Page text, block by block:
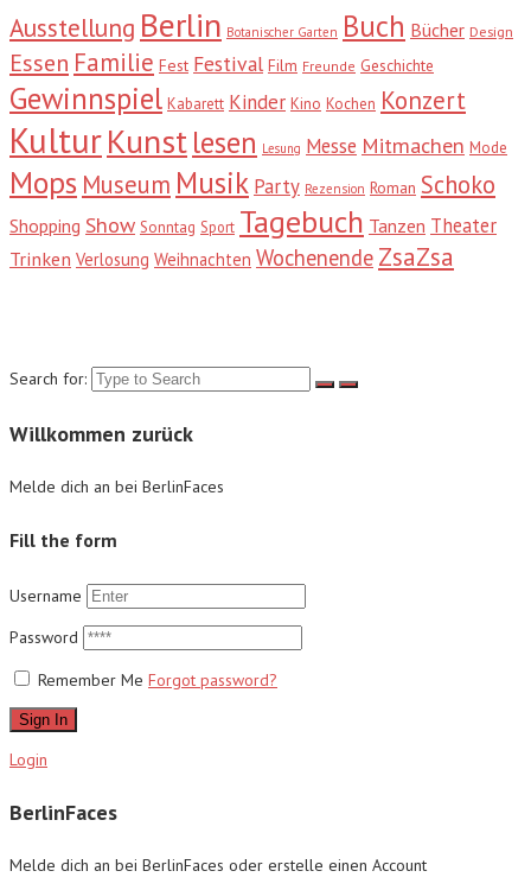
Ausstellung Berlin Botanischer Garten Buch Bücher Design
Essen Familie Fest Festival Film Freunde Geschichte
Gewinnspiel Kabarett Kinder Kino Kochen Konzert
KulturKunstlesen Lesung Messe Mitmachen Mode
Mops Museum Musik Party Rezension Roman Schoko
Shopping Show Sonntag Sport Tagebuch Tanzen Theater
Trinken Verlosung Weihnachten Wochenende ZsaZsa
Search for:
Willkommen zurück
Melde dich an bei BerlinFaces
Fill the form
Username
Password
Remember Me Forgot password?
Sign In
Login
BerlinFaces
Melde dich an bei BerlinFaces oder erstelle einen Account